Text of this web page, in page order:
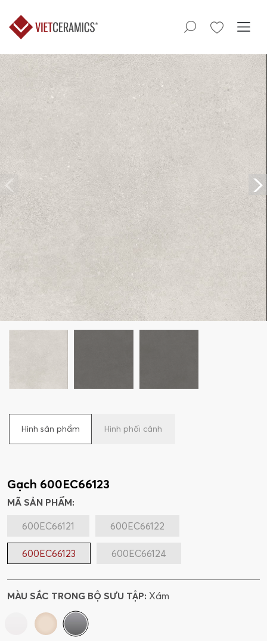
Hình sản phẩm Hình phối cảnh
Gạch 600EC66123
MÃ SẢN PHẨM:
600EC66121
600EC66122
600EC66123 600EC66124
MÀU SẮC TRONG BỘ SƯU TẬP: Xám